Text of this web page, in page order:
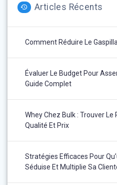
Articles Récents
Comment Réduire Le
Évaluer Le Budget Pour
Guide Complet
Whey Chez Bulk : Trouver
Qualité Et Prix
Stratégies Efficaces Pour
Séduise Et Multiplie Sa